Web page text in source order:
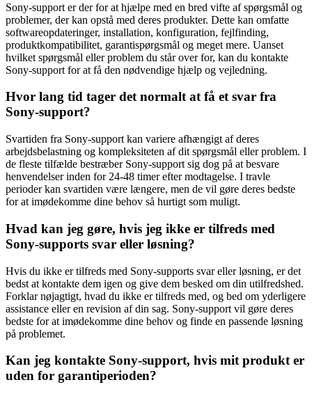
Sony-support er der for at hjælpe med en bred vifte af spørgsmål og
problemer, der kan opstå med deres produkter. Dette kan omfatte
softwareopdateringer, installation, konfiguration, fejlfinding,
produktkompatibilitet, garantispørgsmål og meget mere. Uanset
hvilket spørgsmål eller problem du står over for, kan du kontakte
Sony-support for at få den nødvendige hjælp og vejledning.
Hvor lang tid tager det normalt at få et svar fra
Sony-support?
Svartiden fra Sony-support kan variere afhængigt af deres
arbejdsbelastning og kompleksiteten af dit spørgsmål eller problem. I
de fleste tilfælde bestræber Sony-support sig dog på at besvare
henvendelser inden for 24-48 timer efter modtagelse. I travle
perioder kan svartiden være længere, men de vil gøre deres bedste
for at imødekomme dine behov så hurtigt som muligt.
Hvad kan jeg gøre, hvis jeg ikke er tilfreds med
Sony-supports svar eller løsning?
Hvis du ikke er tilfreds med Sony-supports svar eller løsning, er det
bedst at kontakte dem igen og give dem besked om din utilfredshed.
Forklar nøjagtigt, hvad du ikke er tilfreds med, og bed om yderligere
assistance eller en revision af din sag. Sony-support vil gøre deres
bedste for at imødekomme dine behov og finde en passende løsning
på problemet.
Kan jeg kontakte Sony-support, hvis mit produkt er
uden for garantiperioden?